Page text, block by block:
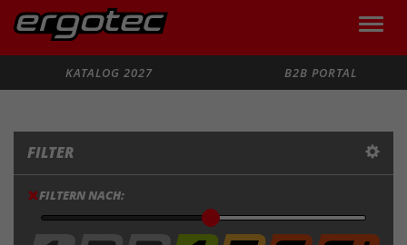
Toggle
KATALOG 2027
B2B PORTAL
FILTER
FILTERN NACH: